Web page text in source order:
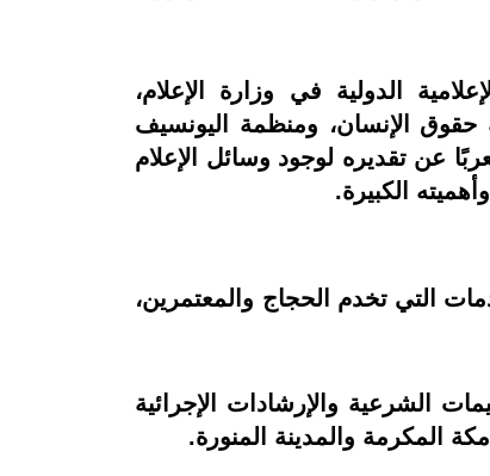
الدولية في وزارة الإعلام،
الإنسان، ومنظمة اليونسيف
عن تقديره لوجود وسائل الإعلام
الكبيرة.
التي تخدم الحجاج والمعتمرين،
يضم التعليمات الشرعية والإرشادات الإجرائية
المكرمة والمدينة المنورة.